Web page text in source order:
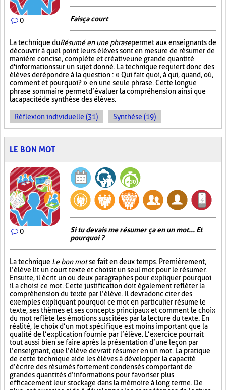
0 Fais ça court
La technique duRésumé en une phrasepermet aux enseignants de
découvrir à quel point leurs élèves sont en mesure de résumer de
manière concise, complète et créative une grande quantité
d'informations sur un sujet donné. La technique requiert donc des
élèves de répondre à la question : « Qui fait quoi, à qui, quand, où,
comment et pourquoi? » en une seule phrase. Cette longue
phrase sommaire permet d’évaluer la compréhension ainsi que
la capacité de synthèse des élèves.
Réflexion individuelle (31) Synthèse (19)
LE BON MOT
0
Si tu devais me résumer ça en un mot... Et
pourquoi ?
La technique Le bon motse fait en deux temps. Premièrement,
l’élève lit un court texte et choisit un seul mot pour le résumer.
Ensuite, il écrit un ou deux paragraphes pour expliquer pourquoi
il a choisi ce mot. Cette justification doit également refléter la
compréhension du texte par l’élève. Il devra donc citer des
exemples expliquant pourquoi ce mot en particulier résume le
texte, ses thèmes et ses concepts principaux et comment le choix
du mot reflète les émotions suscitées par la lecture du texte. En
réalité, le choix d’un mot spécifique est moins important que la
qualité de l’explication fournie par l’élève. L’exercice pourrait
tout aussi bien se faire après la présentation d’une leçon par
l’enseignant, que l’élève devrait résumer en un mot. La pratique
de cette technique aide les élèves à développer la capacité
d’écrire des résumés fortement condensés comportant de
grandes quantités d’informations pour favoriser plus
efficacement leur stockage dans la mémoire à long terme. De